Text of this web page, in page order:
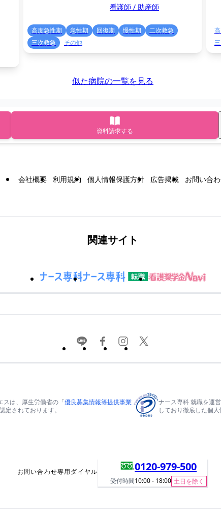
看護師 / 助産師
高度急性期 急性期 回復期 慢性期
二次救急
三次救急
その他
似た病院の一覧を見る
資料請求する
会社概要 利用規約 個人情報保護方針 広告掲載 お問い合
関連サイト
スは、厚生労働省の「優良募集情報等提供事業
定されております。
ナース専科 就職を運
しており徹底した個
お問い合わせ専用ダイヤル 0120-979-500
受付時間10:00 - 18:00 土日を除く